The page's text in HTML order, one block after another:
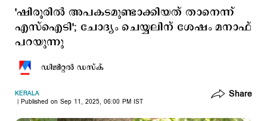
'ഷിരൂരില്‍ അപകടമുണ്ടാക്കിയത് താനെന്ന്
എസ്ഐടി'; ചോദ്യം ചെയ്യലിന് ശേഷം മനാഫ്
പറയുന്നു
ഡിജിറ്റല്‍ ഡസ്ക്
KERALA
Published on Sep 11, 2025, 06:00 PM IST
Share